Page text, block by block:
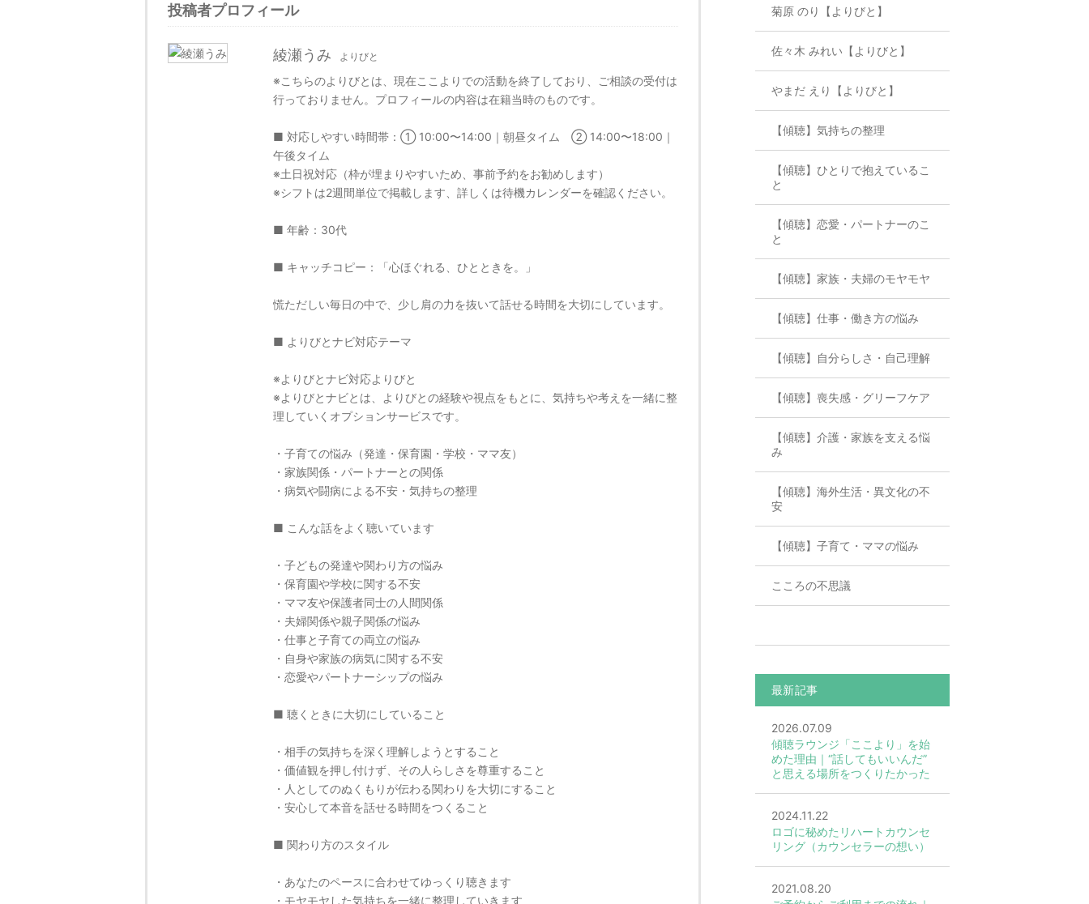
投稿者プロフィール
綾瀬うみ よりびと
※こちらのよりびとは、現在ここよりでの活動を終了しており、ご相談の受付は
行っておりません。プロフィールの内容は在籍当時のものです。
■ 対応しやすい時間帯：① 10:00〜14:00｜朝昼タイム ② 14:00〜18:00｜
午後タイム
※土日祝対応（枠が埋まりやすいため、事前予約をお勧めします）
※シフトは2週間単位で掲載します、詳しくは待機カレンダーを確認ください。
■ 年齢：30代
■ キャッチコピー：「心ほぐれる、ひとときを。」
慌ただしい毎日の中で、少し肩の力を抜いて話せる時間を大切にしています。
■ よりびとナビ対応テーマ
※よりびとナビ対応よりびと
※よりびとナビとは、よりびとの経験や視点をもとに、気持ちや考えを一緒に整
理していくオプションサービスです。
・子育ての悩み（発達・保育園・学校・ママ友）
・家族関係・パートナーとの関係
・病気や闘病による不安・気持ちの整理
■ こんな話をよく聴いています
・子どもの発達や関わり方の悩み
・保育園や学校に関する不安
・ママ友や保護者同士の人間関係
・夫婦関係や親子関係の悩み
・仕事と子育ての両立の悩み
・自身や家族の病気に関する不安
・恋愛やパートナーシップの悩み
■ 聴くときに大切にしていること
・相手の気持ちを深く理解しようとすること
・価値観を押し付けず、その人らしさを尊重すること
・人としてのぬくもりが伝わる関わりを大切にすること
・安心して本音を話せる時間をつくること
■ 関わり方のスタイル
・あなたのペースに合わせてゆっくり聴きます
・モヤモヤした気持ちを一緒に整理していきます
菊原 のり【よりびと】
佐々木 みれい【よりびと】
やまだ えり【よりびと】
【傾聴】気持ちの整理
【傾聴】ひとりで抱えているこ
と
【傾聴】恋愛・パートナーのこ
と
【傾聴】家族・夫婦のモヤモヤ
【傾聴】仕事・働き方の悩み
【傾聴】自分らしさ・自己理解
【傾聴】喪失感・グリーフケア
【傾聴】介護・家族を支える悩
み
【傾聴】海外生活・異文化の不
安
【傾聴】子育て・ママの悩み
こころの不思議
最新記事
2026.07.09
傾聴ラウンジ「ここより」を始
めた理由｜“話してもいいんだ”
と思える場所をつくりたかった
2024.11.22
ロゴに秘めたリハートカウンセ
リング（カウンセラーの想い）
2021.08.20